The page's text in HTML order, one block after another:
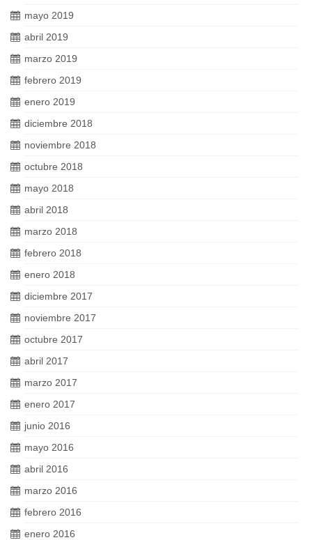
mayo 2019
abril 2019
marzo 2019
febrero 2019
enero 2019
diciembre 2018
noviembre 2018
octubre 2018
mayo 2018
abril 2018
marzo 2018
febrero 2018
enero 2018
diciembre 2017
noviembre 2017
octubre 2017
abril 2017
marzo 2017
enero 2017
junio 2016
mayo 2016
abril 2016
marzo 2016
febrero 2016
enero 2016